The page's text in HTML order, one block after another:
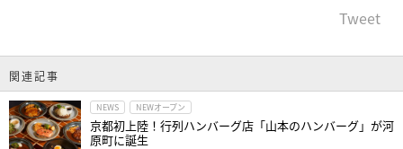
Tweet
関連記事
NEWS NEWオープン
京都初上陸！行列ハンバーグ店「山本のハンバーグ」が河
原町に誕生